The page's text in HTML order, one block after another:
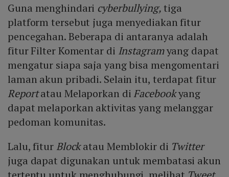
Guna menghindari cyberbullying,tiga
platform tersebut juga menyediakan fitur
pencegahan. Beberapa di antaranya adalah
fitur Filter Komentar di Instagramyang dapat
mengatur siapa saja yang bisa mengomentari
laman akun pribadi. Selain itu, terdapat fitur
Reportatau Melaporkan di Facebookyang
dapat melaporkan aktivitas yang melanggar
pedoman komunitas.
Lalu, fitur Blockatau Memblokir di Twitter
juga dapat digunakan untuk membatasi akun